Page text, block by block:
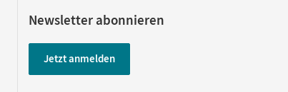
Newsletter abonnieren
Jetzt anmelden